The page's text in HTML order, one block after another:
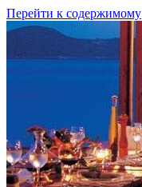
Перейти к содержимому